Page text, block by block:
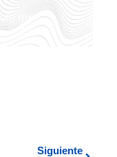
Siguiente